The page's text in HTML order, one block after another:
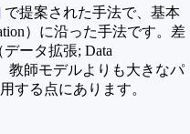
で提案された手法で、基本
）に沿った手法です。差
ータ拡張; Data
教師モデルよりも大きなパ
する点にあります。